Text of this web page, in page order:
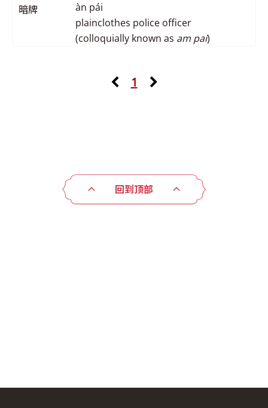
暗牌
àn pái
plainclothes police officer
(colloquially known as am pai)
1
回到顶部